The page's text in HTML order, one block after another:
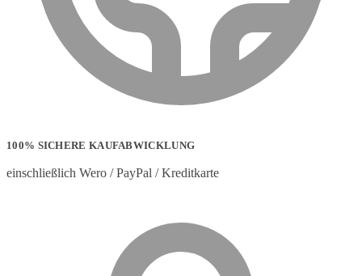
100% SICHERE KAUFABWICKLUNG
einschließlich Wero / PayPal / Kreditkarte